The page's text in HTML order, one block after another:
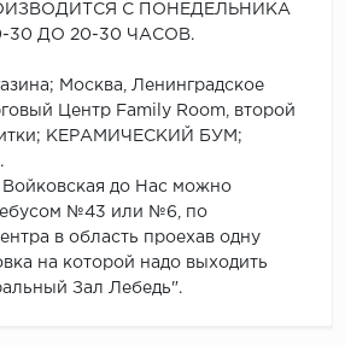
С ПОНЕДЕЛЬНИКА
30 ДО 20-30 ЧАСОВ.
Москва, Ленинградское
Центр Family Room, второй
КЕРАМИЧЕСКИЙ БУМ;
Войковская до Нас можно
№43 или №6, по
в область проехав одну
на которой надо выходить
Зал Лебедь".